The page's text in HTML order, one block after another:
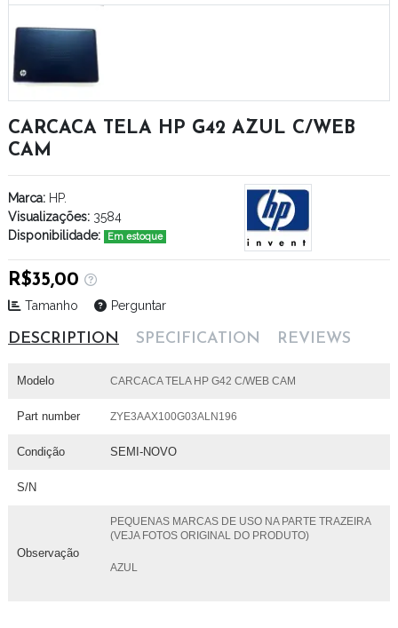
CARCACA TELA HP G42 AZUL C/WEB
CAM
DESCRIPTION SPECIFICATION REVIEWS
Modelo CARCACA TELA HP G42 C/WEB CAM
Part number ZYE3AAX100G03ALN196
Condição SEMI-NOVO
S/N
Observação
PEQUENAS MARCAS DE USO NA PARTE TRAZEIRA
(VEJA FOTOS ORIGINAL DO PRODUTO)
AZUL
Marca: HP.
Visualizações: 3584
Disponibilidade:
Em estoque
R$35,00
Tamanho Perguntar